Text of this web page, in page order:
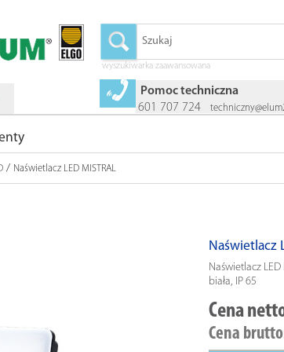
wyszukiwarka zaawansowana
Pomoc techniczna
601 707 724
/ Naświetlacz LED MISTRAL
Naświetlacz
Naświetlacz
biała, IP 65
Cena
Cena